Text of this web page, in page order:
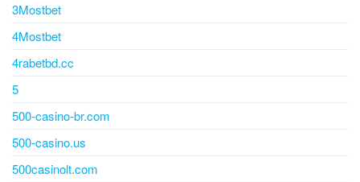
3Mostbet
4Mostbet
4rabetbd.cc
5
500-casino-br.com
500-casino.us
500casinolt.com